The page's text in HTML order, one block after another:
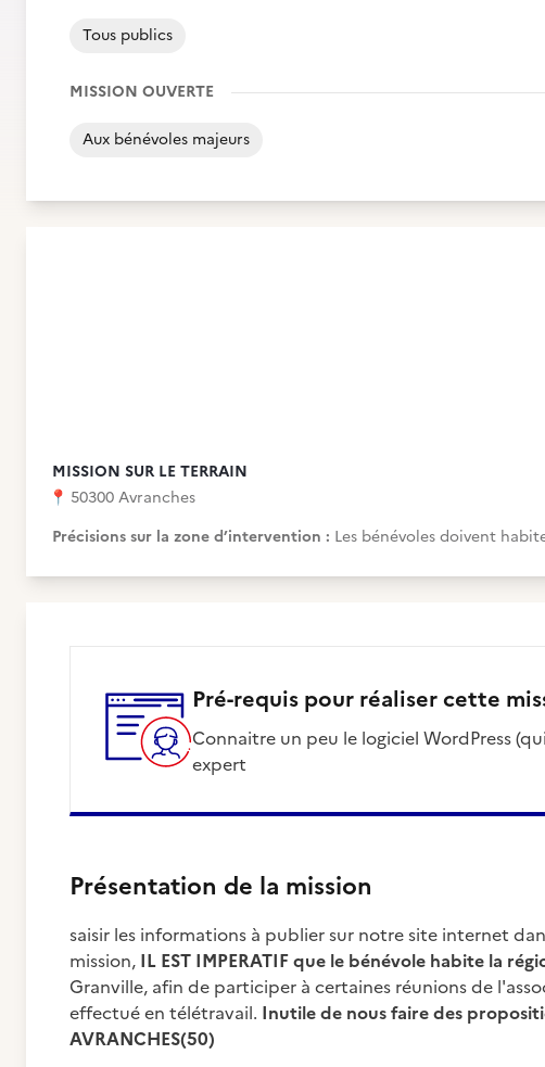
Tous publics
MISSION OUVERTE
Aux bénévoles majeurs
MISSION SUR LE TERRAIN
📍 50300 Avranches
Précisions sur la zone d’intervention : Les bénévoles doivent
Pré-requis pour réaliser cette
connaitre un peu le logiciel WordPress (qui a permis la conception du site) sans être
expert
Présentation de la mission
saisir les informations à publier sur notre site internet
mission, IL EST IMPERATIF que le bénévole habite la
Granville, afin de participer à certaines réunions de
effectué en télétravail. Inutile de nous faire des
AVRANCHES(50)